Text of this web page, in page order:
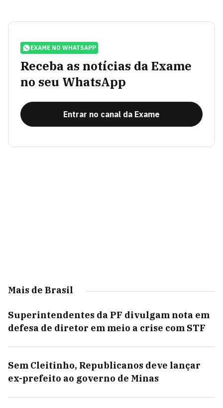
EXAME NO WHATSAPP
Receba as notícias da Exame
no seu WhatsApp
Entrar no canal da Exame
Mais de Brasil
Superintendentes da PF divulgam nota em
defesa de diretor em meio a crise com STF
Sem Cleitinho, Republicanos deve lançar
ex-prefeito ao governo de Minas